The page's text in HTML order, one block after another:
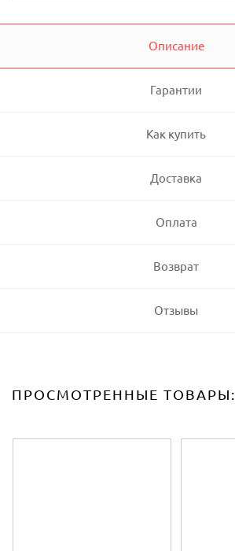
Описание
Гарантии
Как купить
Доставка
Оплата
Возврат
Отзывы
ПРОСМОТРЕННЫЕ ТОВАРЫ: